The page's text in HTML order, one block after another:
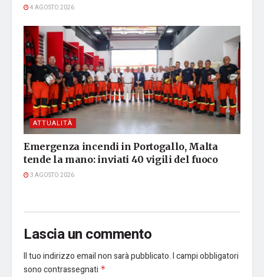
4 AGOSTO 2026
ATTUALITÀ
Emergenza incendi in Portogallo, Malta
tende la mano: inviati 40 vigili del fuoco
3 AGOSTO 2026
Lascia un commento
Il tuo indirizzo email non sarà pubblicato.I campi obbligatori
sono contrassegnati *